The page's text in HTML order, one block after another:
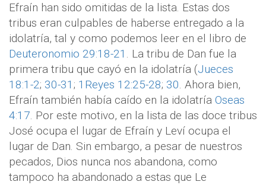
Efraín han sido omitidas de la lista. Estas dos
tribus eran culpables de haberse entregado a la
idolatría, tal y como podemos leer en el libro de
Deuteronomio 29:18-21 . La tribu de Dan fue la
primera tribu que cayó en la idolatría (Jueces
18:1-2; 30-31 ; 1Reyes 12:25-28; 30. Ahora bien,
Efraín también había caído en la idolatría Oseas
4:17. Por este motivo, en la lista de las doce tribus
José ocupa el lugar de Efraín y Leví ocupa el
lugar de Dan. Sin embargo, a pesar de nuestros
pecados, Dios nunca nos abandona, como
tampoco ha abandonado a estas que Le